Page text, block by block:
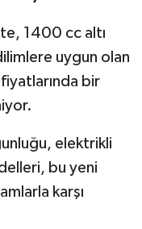
1400 cc altı
uygun olan
bir
elektrikli
bu yeni
karşı